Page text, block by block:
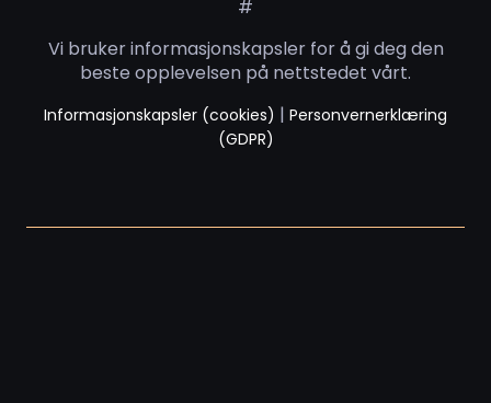
#
Vi bruker informasjonskapsler for å gi deg den
beste opplevelsen på nettstedet vårt.
Informasjonskapsler (cookies) | Personvernerklæring
(GDPR)